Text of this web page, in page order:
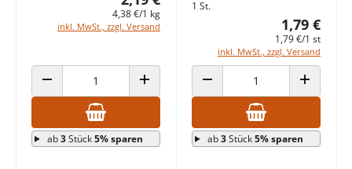
4,38 €/1 kg
inkl. MwSt., zzgl. Versand
ANZAHL VERRINGERN ANZAHL ERHÖHEN
ab3Stück5% sparen
1 St.
1,79 €
1,79 €/1 st
inkl. MwSt., zzgl. Versand
ANZAHL VERRINGERN ANZAHL
ab3Stück5% sparen